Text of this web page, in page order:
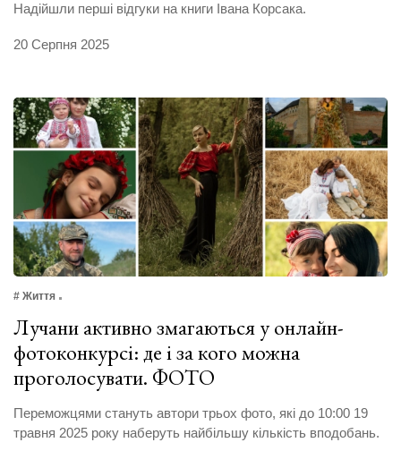
Надійшли перші відгуки на книги Івана Корсака.
20 Серпня 2025
# Життя
Лучани активно змагаються у онлайн-
фотоконкурсі: де і за кого можна
проголосувати. ФОТО
Переможцями стануть автори трьох фото, які до 10:00 19
травня 2025 року наберуть найбільшу кількість вподобань.